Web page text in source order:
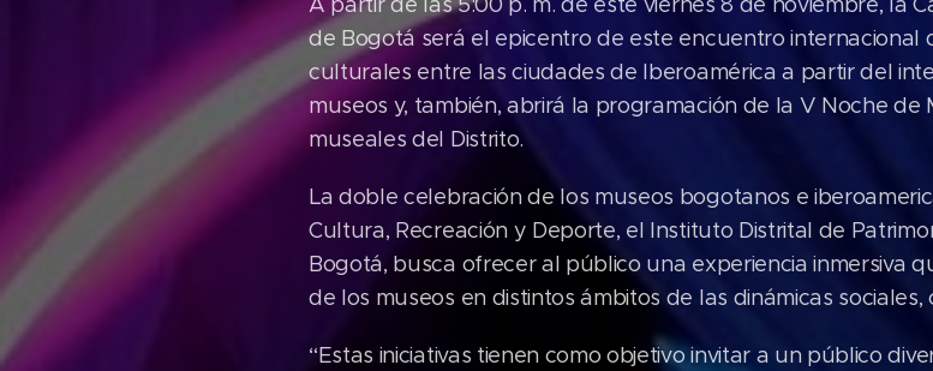
A partir de las 5:00 p. m. de este viernes 8 de noviembre, la
de Bogotá será el epicentro de este encuentro internacional
culturales entre las ciudades de Iberoamérica a partir del
museos y, también, abrirá la programación de la V Noche de
museales del Distrito.
La doble celebración de los museos bogotanos e
Cultura, Recreación y Deporte, el Instituto Distrital de
Bogotá, busca ofrecer al público una experiencia inmersiva
de los museos en distintos ámbitos de las dinámicas
“Estas iniciativas tienen como objetivo invitar a un público